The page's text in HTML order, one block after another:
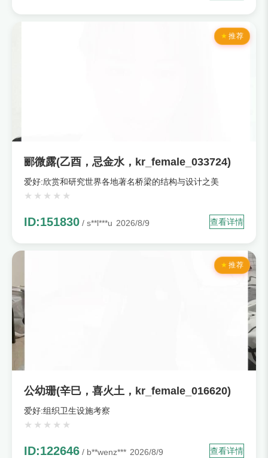
推荐
郦微露(乙酉，忌金水，kr_female_033724)
爱好:欣赏和研究世界各地著名桥梁的结构与设计之美
ID:151830 / s**l***u 2026/8/9 查看详情
推荐
公幼珊(辛巳，喜火土，kr_female_016620)
爱好:组织卫生设施考察
ID:122646 / b**wenz*** 2026/8/9 查看详情